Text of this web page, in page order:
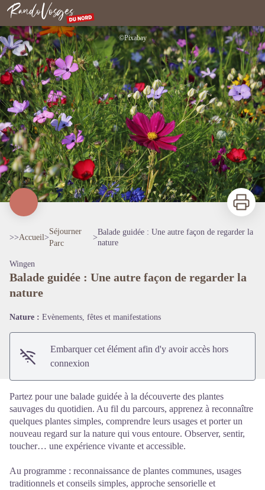
Rando Vosges du Nord
Balade guidée : Une autre façon de regarder la nature
©Pixabay
Imprimer
>>Accueil>
Séjourner
Parc
>
Balade guidée : Une autre façon de regarder la
nature
Wingen
Balade guidée : Une autre façon de regarder la
nature
Nature : Evènements, fêtes et manifestations
Embarquer cet élément afin d'y avoir accès hors
connexion
Partez pour une balade guidée à la découverte des plantes
sauvages du quotidien. Au fil du parcours, apprenez à reconnaître
quelques plantes simples, comprendre leurs usages et porter un
nouveau regard sur la nature qui vous entoure. Observer, sentir,
toucher… une expérience vivante et accessible.
Au programme : reconnaissance de plantes communes, usages
traditionnels et conseils simples, approche sensorielle et